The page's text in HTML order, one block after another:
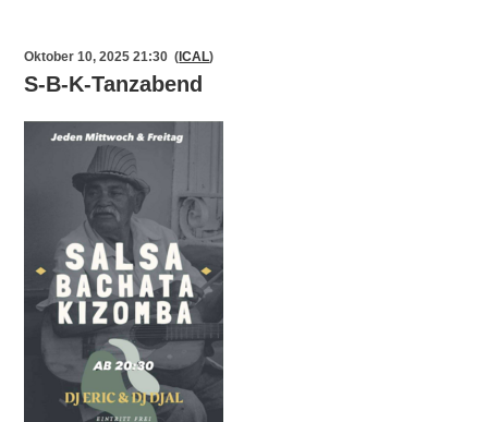
Oktober 10, 2025 21:30 (ICAL)
S-B-K-Tanzabend